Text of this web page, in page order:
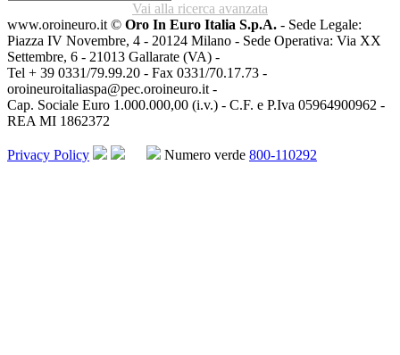
Vai alla ricerca avanzata
www.oroineuro.it © Oro In Euro Italia S.p.A. - Sede Legale:
Piazza IV Novembre, 4 - 20124 Milano - Sede Operativa: Via XX
Settembre, 6 - 21013 Gallarate (VA) -
Tel + 39 0331/79.99.20 - Fax 0331/70.17.73 -
oroineuroitaliaspa@pec.oroineuro.it -
Cap. Sociale Euro 1.000.000,00 (i.v.) - C.F. e P.Iva 05964900962 -
REA MI 1862372
Privacy Policy Numero verde 800-110292